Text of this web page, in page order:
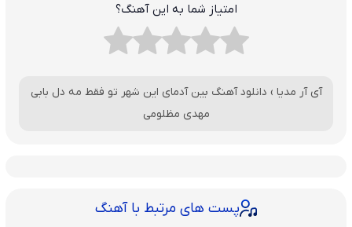
امتیاز شما به این آهنگ؟
آی آر مدیا › دانلود آهنگ بین آدمای این شهر تو فقط مه دل بابی
مهدی مظلومی
پست های مرتبط با آهنگ